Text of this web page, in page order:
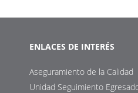
ENLACES DE INTERÉS
Aseguramiento de la Calidad
Unidad Seguimiento